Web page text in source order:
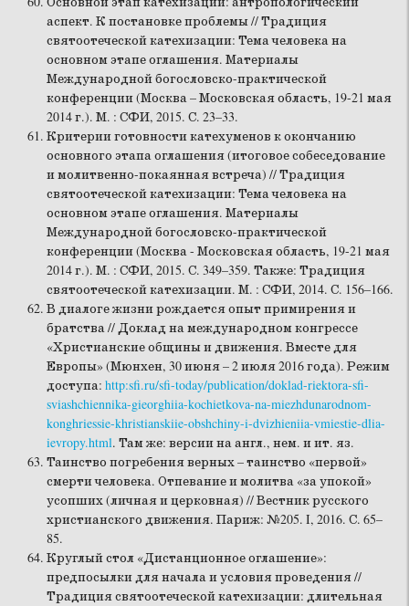
аспект. К постановке проблемы // Традиция
святоотеческой катехизации: Тема человека на
основном этапе оглашения. Материалы
Международной богословско-практической
конференции (Москва – Московская область, 19-21 мая
2014 г.). М. : СФИ, 2015. С. 23–33.
Критерии готовности катехуменов к окончанию
основного этапа оглашения (итоговое собеседование
и молитвенно-покаянная встреча) // Традиция
святоотеческой катехизации: Тема человека на
основном этапе оглашения. Материалы
Международной богословско-практической
конференции (Москва - Московская область, 19-21 мая
2014 г.). М. : СФИ, 2015. С. 349–359. Также: Традиция
святоотеческой катехизации. М. : СФИ, 2014. С. 156–166.
В диалоге жизни рождается опыт примирения и
братства // Доклад на международном конгрессе
«Христианские общины и движения. Вместе для
Европы» (Мюнхен, 30 июня – 2 июля 2016 года). Режим
доступа: http:sfi.ru/sfi-today/publication/doklad-riektora-sfi-
sviashchiennika-gieorghiia-kochietkova-na-miezhdunarodnom-
konghriessie-khristianskiie-obshchiny-i-dvizhieniia-vmiestie-dlia-
ievropy.html. Там же: версии на англ., нем. и ит. яз.
Таинство погребения верных – таинство «первой»
смерти человека. Отпевание и молитва «за упокой»
усопших (личная и церковная) // Вестник русского
христианского движения. Париж: №205. I, 2016. С. 65–
85.
Круглый стол «Дистанционное оглашение»:
предпосылки для начала и условия проведения //
Традиция святоотеческой катехизации: длительная